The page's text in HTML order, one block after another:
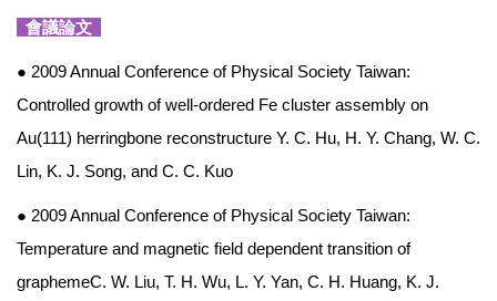
會議論文
● 2009 Annual Conference of Physical Society Taiwan:
Controlled growth of well-ordered Fe cluster assembly on
Au(111) herringbone reconstructure Y. C. Hu, H. Y. Chang, W. C.
Lin, K. J. Song, and C. C. Kuo
● 2009 Annual Conference of Physical Society Taiwan:
Temperature and magnetic field dependent transition of
graphemeC. W. Liu, T. H. Wu, L. Y. Yan, C. H. Huang, K. J.